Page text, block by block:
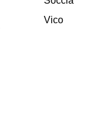
Vico